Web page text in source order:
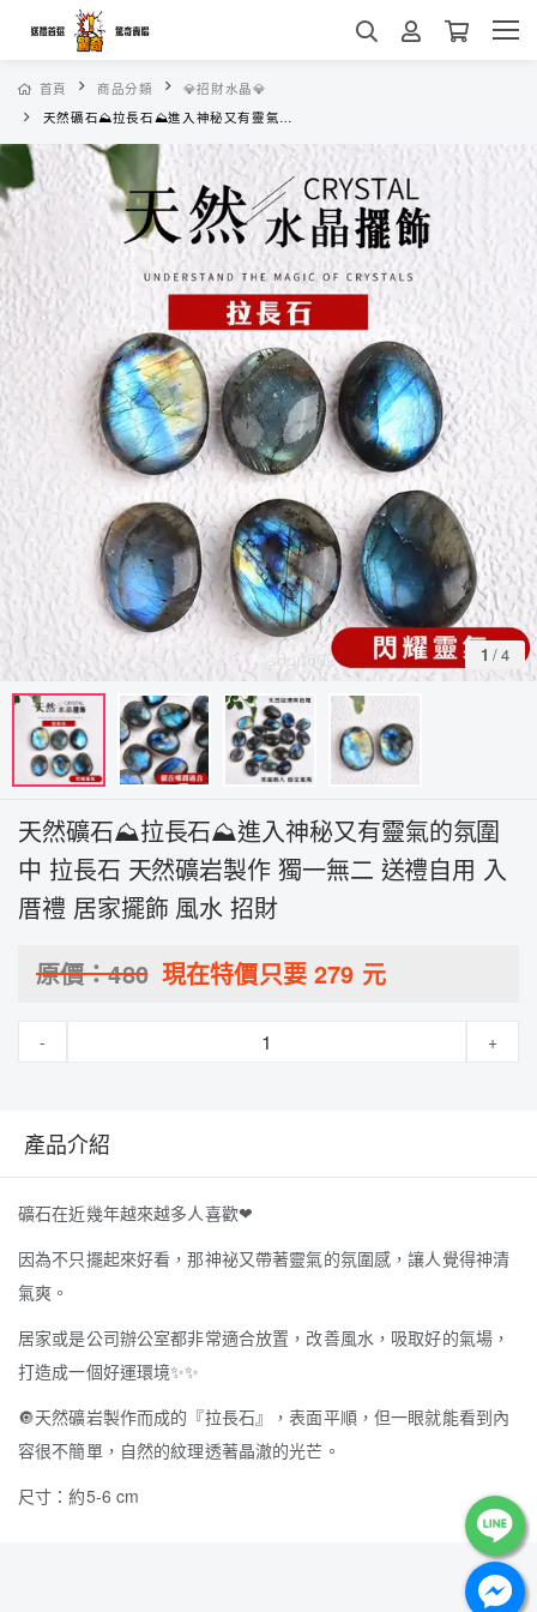
首頁 商品分類
💎招財水晶💎
天然礦石⛰️拉長石⛰️進入神秘又有靈氣的氛圍中 拉長石 天然礦岩製作 獨一無二 送禮自用 入厝禮 居家擺飾 風水 招財
1 /4
天然礦石⛰️拉長石⛰️進入神秘又有靈氣的氛圍
中 拉長石 天然礦岩製作 獨一無二 送禮自用 入
厝禮 居家擺飾 風水 招財
原價：480 現在特價只要 279 元
- +
產品介紹
礦石在近幾年越來越多人喜歡❤
因為不只擺起來好看，那神祕又帶著靈氣的氛圍感，讓人覺得神清
氣爽。
居家或是公司辦公室都非常適合放置，改善風水，吸取好的氣場，
打造成一個好運環境✨✨
🔘天然礦岩製作而成的『拉長石』，表面平順，但一眼就能看到內
容很不簡單，自然的紋理透著晶澈的光芒。
尺寸：約5-6 cm